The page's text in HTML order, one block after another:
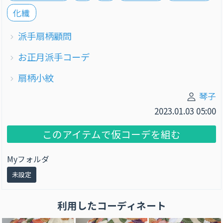
化繊
派手扇柄顧問
お正月派手コーデ
扇柄小紋
琴子
2023.01.03 05:00
このアイテムで仮コーデを組む
Myフォルダ
未設定
利用したコーディネート